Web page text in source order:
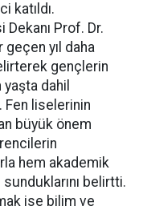
katıldı.
Prof. Dr.
yıl daha
gençlerin
dahil
liselerinin
büyük önem
hem akademik
belirtti.
ise bilim ve